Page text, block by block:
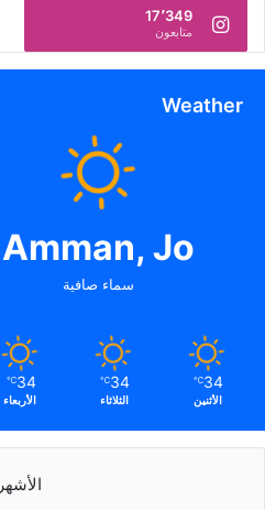
17٬349
متابعون
Weather
Amman, Jo
سماء صافية
34
℃
الأثنين
34
℃
الثلاثاء
34
℃
الأربعاء
الأشهر